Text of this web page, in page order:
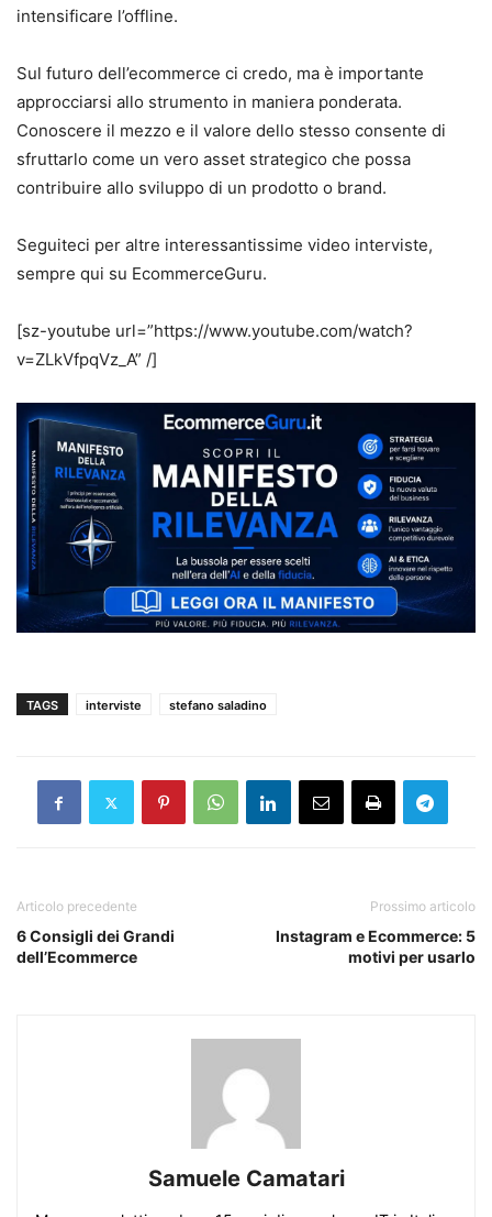
intensificare l’offline.
Sul futuro dell’ecommerce ci credo, ma è importante
approcciarsi allo strumento in maniera ponderata.
Conoscere il mezzo e il valore dello stesso consente di
sfruttarlo come un vero asset strategico che possa
contribuire allo sviluppo di un prodotto o brand.
Seguiteci per altre interessantissime video interviste,
sempre qui su EcommerceGuru.
[sz-youtube url=”https://www.youtube.com/watch?
v=ZLkVfpqVz_A” /]
TAGS interviste stefano saladino
Articolo precedente
6 Consigli dei Grandi
dell’Ecommerce
Prossimo articolo
Instagram e Ecommerce: 5
motivi per usarlo
Samuele Camatari